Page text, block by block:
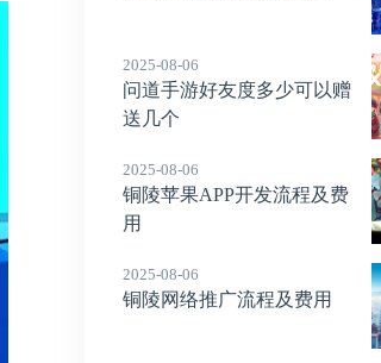
2025-08-06
问道手游好友度多少可以赠
送几个
2025-08-06
铜陵苹果APP开发流程及费
用
2025-08-06
铜陵网络推广流程及费用